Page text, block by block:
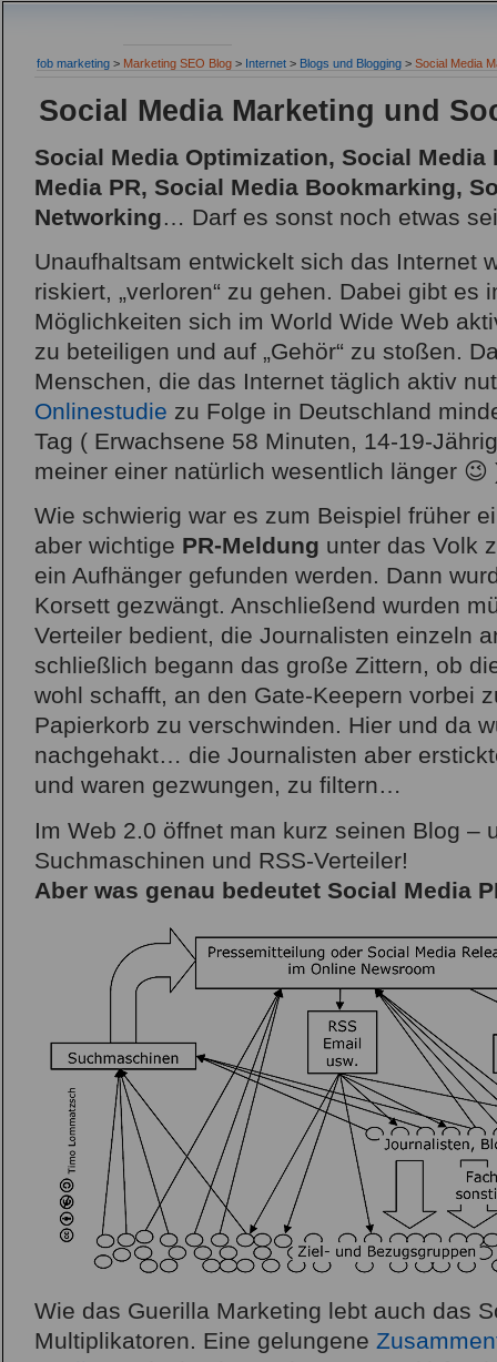
fob marketing > Marketing SEO Blog > Internet > Blogs und Blogging > Social Media
Social Media Marketing und
Social Media Optimization, Social Media
Media PR, Social Media Bookmarking,
Networking… Darf es sonst noch etwas
Unaufhaltsam entwickelt sich das Internet
riskiert, „verloren“ zu gehen. Dabei gibt es
Möglichkeiten sich im World Wide Web
zu beteiligen und auf „Gehör“ zu stoßen.
Menschen, die das Internet täglich aktiv
Onlinestudie zu Folge in Deutschland
Tag ( Erwachsene 58 Minuten, 14-19-
meiner einer natürlich wesentlich länger 😉
Wie schwierig war es zum Beispiel früher
aber wichtige PR-Meldung unter das Volk
ein Aufhänger gefunden werden. Dann
Korsett gezwängt. Anschließend wurden
Verteiler bedient, die Journalisten einzeln
schließlich begann das große Zittern, ob
wohl schafft, an den Gate-Keepern vorbei
Papierkorb zu verschwinden. Hier und da
nachgehakt… die Journalisten aber
und waren gezwungen, zu filtern…
Im Web 2.0 öffnet man kurz seinen Blog –
Suchmaschinen und RSS-Verteiler!
Aber was genau bedeutet Social Media
Wie das Guerilla Marketing lebt auch das
Multiplikatoren. Eine gelungene